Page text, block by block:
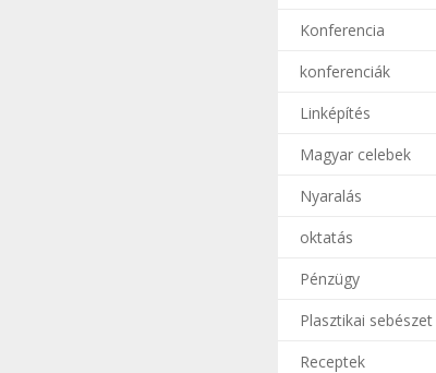
Konferencia
konferenciák
Linképítés
Magyar celebek
Nyaralás
oktatás
Pénzügy
Plasztikai sebészet
Receptek